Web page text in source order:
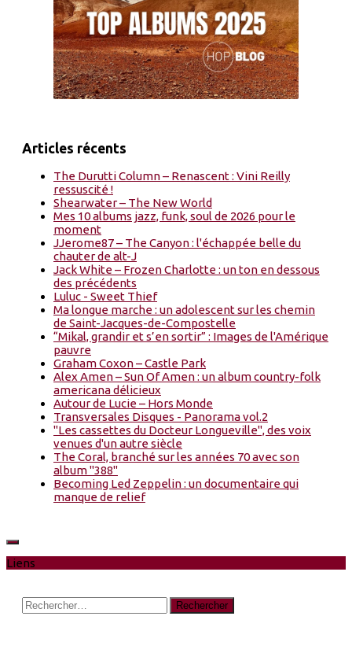
Articles récents
The Durutti Column – Renascent : Vini Reilly
ressuscité !
Shearwater – The New World
Mes 10 albums jazz, funk, soul de 2026 pour le
moment
JJerome87 – The Canyon : l'échappée belle du
chauter de alt-J
Jack White – Frozen Charlotte : un ton en dessous
des précédents
Luluc - Sweet Thief
Ma longue marche : un adolescent sur les chemin
de Saint-Jacques-de-Compostelle
“Mikal, grandir et s’en sortir” : Images de l'Amérique
pauvre
Graham Coxon – Castle Park
Alex Amen – Sun Of Amen : un album country-folk
americana délicieux
Autour de Lucie – Hors Monde
Transversales Disques - Panorama vol.2
"Les cassettes du Docteur Longueville", des voix
venues d'un autre siècle
The Coral, branché sur les années 70 avec son
album "388"
Becoming Led Zeppelin : un documentaire qui
manque de relief
Liens
Rechercher :